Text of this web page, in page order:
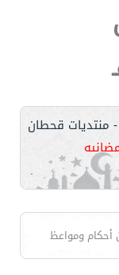
قحطان
1432هـ
أحكام ومواعظ